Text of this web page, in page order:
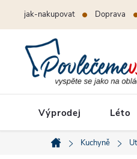
jak-nakupovat Doprava
Výprodej Léto
Domů
Kuchyně